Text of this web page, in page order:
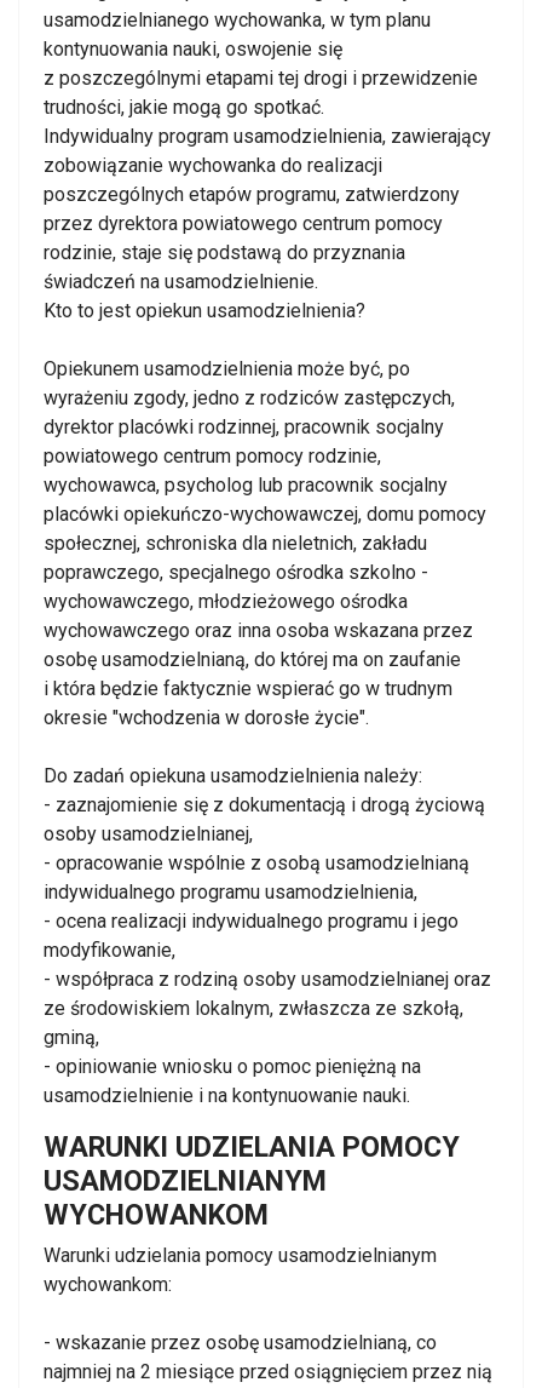
usamodzielnianego wychowanka, w tym planu
kontynuowania nauki, oswojenie się
z poszczególnymi etapami tej drogi i przewidzenie
trudności, jakie mogą go spotkać.
Indywidualny program usamodzielnienia, zawierający
zobowiązanie wychowanka do realizacji
poszczególnych etapów programu, zatwierdzony
przez dyrektora powiatowego centrum pomocy
rodzinie, staje się podstawą do przyznania
świadczeń na usamodzielnienie.
Kto to jest opiekun usamodzielnienia?
Opiekunem usamodzielnienia może być, po
wyrażeniu zgody, jedno z rodziców zastępczych,
dyrektor placówki rodzinnej, pracownik socjalny
powiatowego centrum pomocy rodzinie,
wychowawca, psycholog lub pracownik socjalny
placówki opiekuńczo-wychowawczej, domu pomocy
społecznej, schroniska dla nieletnich, zakładu
poprawczego, specjalnego ośrodka szkolno -
wychowawczego, młodzieżowego ośrodka
wychowawczego oraz inna osoba wskazana przez
osobę usamodzielnianą, do której ma on zaufanie
i która będzie faktycznie wspierać go w trudnym
okresie "wchodzenia w dorosłe życie".
Do zadań opiekuna usamodzielnienia należy:
- zaznajomienie się z dokumentacją i drogą życiową
osoby usamodzielnianej,
- opracowanie wspólnie z osobą usamodzielnianą
indywidualnego programu usamodzielnienia,
- ocena realizacji indywidualnego programu i jego
modyfikowanie,
- współpraca z rodziną osoby usamodzielnianej oraz
ze środowiskiem lokalnym, zwłaszcza ze szkołą,
gminą,
- opiniowanie wniosku o pomoc pieniężną na
usamodzielnienie i na kontynuowanie nauki.
WARUNKI UDZIELANIA POMOCY
USAMODZIELNIANYM
WYCHOWANKOM
Warunki udzielania pomocy usamodzielnianym
wychowankom:
- wskazanie przez osobę usamodzielnianą, co
najmniej na 2 miesiące przed osiągnięciem przez nią